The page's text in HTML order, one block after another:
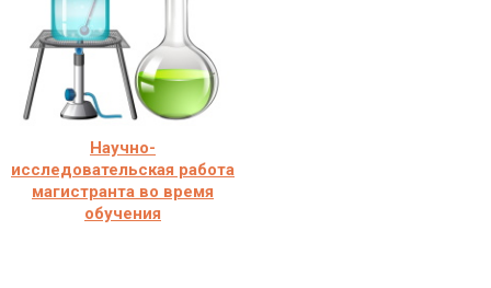
Научно-
исследовательская работа
магистранта во время
обучения